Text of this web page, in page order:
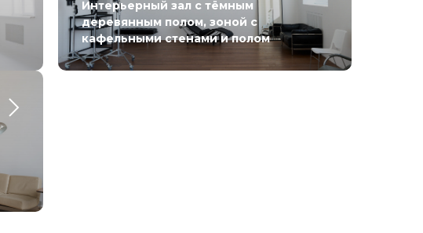
Интерьерный зал с тёмным
деревянным полом, зоной с
кафельными стенами и полом